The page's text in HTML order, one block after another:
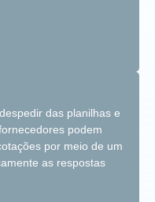
das planilhas e
podem
por meio de um
as respostas